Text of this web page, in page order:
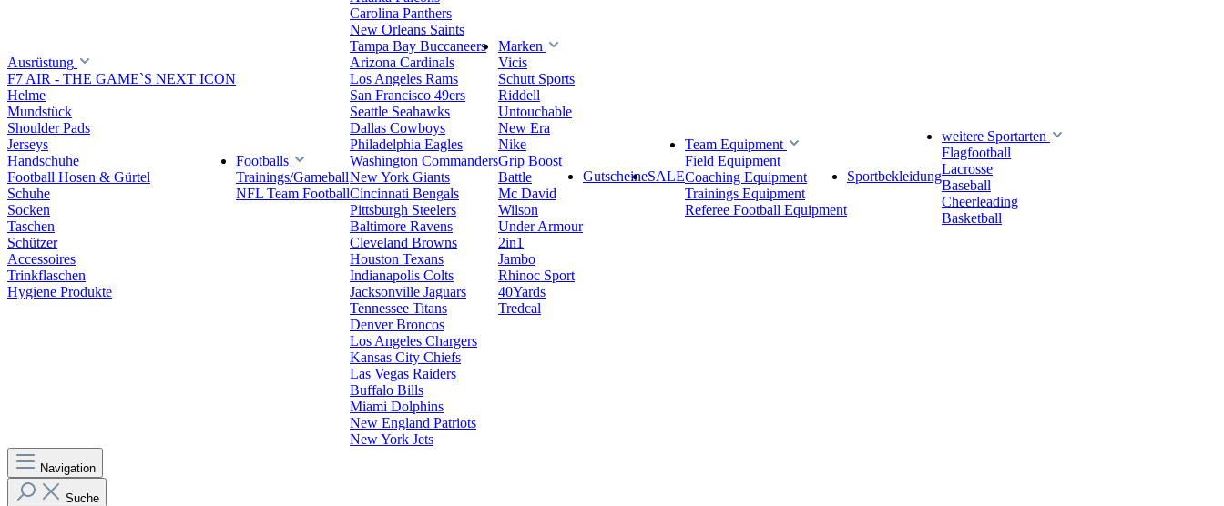
Ausrüstung
F7 AIR - THE GAME`S NEXT ICON
Helme
Mundstück
Shoulder Pads
Jerseys
Handschuhe
Football Hosen & Gürtel
Schuhe
Socken
Taschen
Schützer
Accessoires
Trinkflaschen
Hygiene Produkte
Footballs
Trainings/Gameball
NFL Team Football
Carolina Panthers
New Orleans Saints
Tampa Bay Buccaneers
Arizona Cardinals
Los Angeles Rams
San Francisco 49ers
Seattle Seahawks
Dallas Cowboys
Philadelphia Eagles
Washington Commanders
New York Giants
Cincinnati Bengals
Pittsburgh Steelers
Baltimore Ravens
Cleveland Browns
Houston Texans
Indianapolis Colts
Jacksonville Jaguars
Tennessee Titans
Denver Broncos
Los Angeles Chargers
Kansas City Chiefs
Las Vegas Raiders
Buffalo Bills
Miami Dolphins
New England Patriots
New York Jets
Marken
Vicis
Schutt Sports
Riddell
Untouchable
New Era
Nike
Grip Boost
Battle
Mc David
Wilson
Under Armour
2in1
Jambo
Rhinoc Sport
40Yards
Tredcal
GutscheineSALE
Team Equipment
Field Equipment
Coaching Equipment
Trainings Equipment
Referee Football Equipment
Sportbekleidung
weitere Sportarten
Flagfootball
Lacrosse
Baseball
Cheerleading
Basketball
Navigation
Suche